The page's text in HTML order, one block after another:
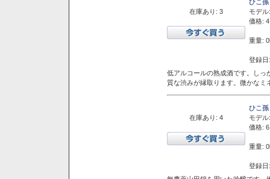
在庫あり: 3
ひこ
モデル:
価格:
重量:
登録
低アルコールの熟成酒です。しっ
質な渋みが縁取ります。微かなミ
在庫あり: 4
ひこ
モデル:
価格:
重量:
登録